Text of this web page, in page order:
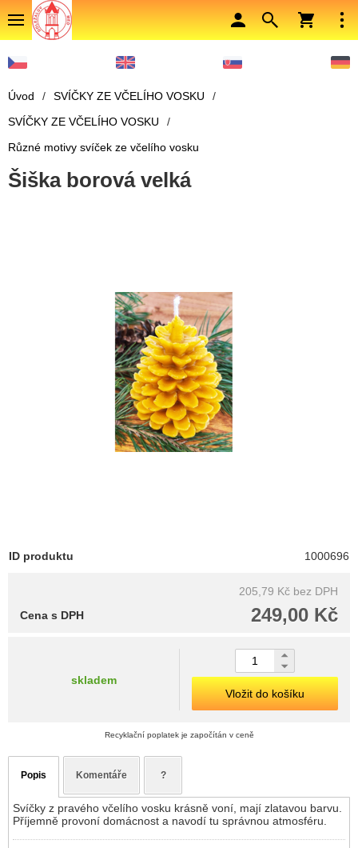
Úvod / SVÍČKY ZE VČELÍHO VOSKU
/
SVÍČKY ZE VČELÍHO VOSKU
/
Různé motivy svíček ze včelího vosku
Šiška borová velká
ID produktu 1000696
205,79 Kč bez DPH
249,00 Kč
Cena s DPH
skladem
Vložit do košíku
Recyklační poplatek je započítán v ceně
Popis Komentáře ?
Svíčky z pravého včelího vosku krásně voní, mají zlatavou barvu.
Příjemně provoní domácnost a navodí tu správnou atmosféru.